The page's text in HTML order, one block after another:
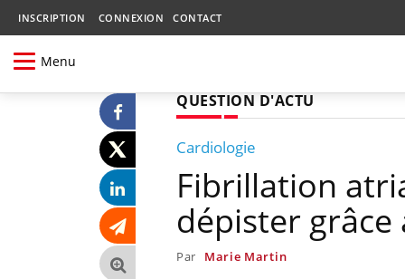
INSCRIPTION CONNEXION CONTACT
Menu
QUESTION D'ACTU
Cardiologie
Fibrillation
dépister grâce
Par Marie Martin